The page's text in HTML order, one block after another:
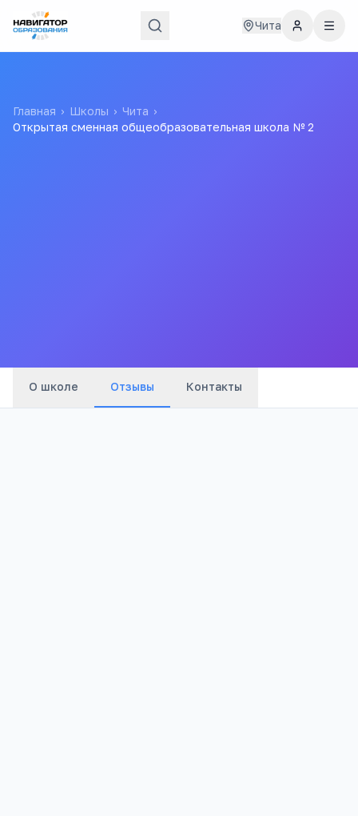
Чита
Главная › Школы › Чита ›
Открытая сменная общеобразовательная школа № 2
О школе Отзывы Контакты